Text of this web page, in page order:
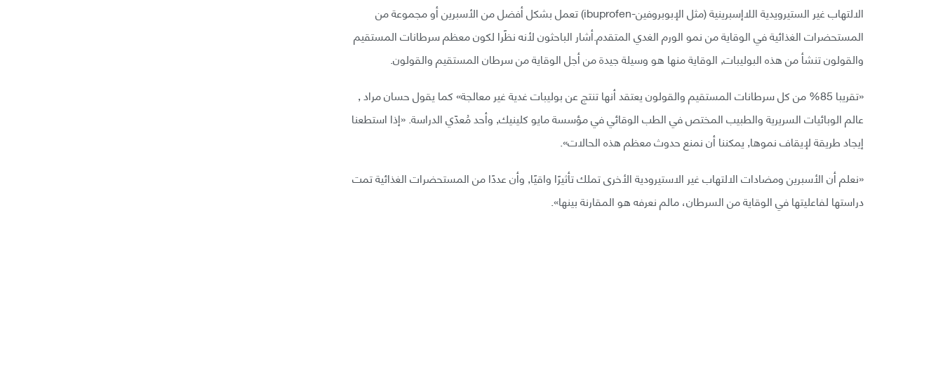
الالتهاب غير الستيرويدية اللاإسبرينية (مثل الإبوبروفين-ibuprofen) تعمل بشكل أفضل من الأسبرين أو مجموعة من
المستحضرات الغذائية في الوقاية من نمو الورم الغدي المتقدم.أشار الباحثون لأنه نظًرا لكون معظم سرطانات المستقيم
والقولون تنشأ من هذه البوليبات, الوقاية منها هو وسيلة جيدة من أجل الوقاية من سرطان المستقيم والقولون.
«تقريبا 85% من كل سرطانات المستقيم والقولون يعتقد أنها تنتج عن بوليبات غدية غير معالجة» كما يقول حسان مراد ,
عالم الوبائيات السريرية والطبيب المختص في الطب الوقائي في مؤسسة مايو كلينيك, وأحد مُعدّي الدراسة. «إذا استطعنا
إيجاد طريقة لإيقاف نموها, يمكننا أن نمنع حدوث معظم هذه الحالات».
«نعلم أن الأسبرين ومضادات الالتهاب غير الاستيرودية الأخرى تملك تأثيرًا واقيًا, وأن عددًا من المستحضرات الغذائية تمت
دراستها لفاعليتها في الوقاية من السرطان، مالم نعرفه هو المقارنة بينها».